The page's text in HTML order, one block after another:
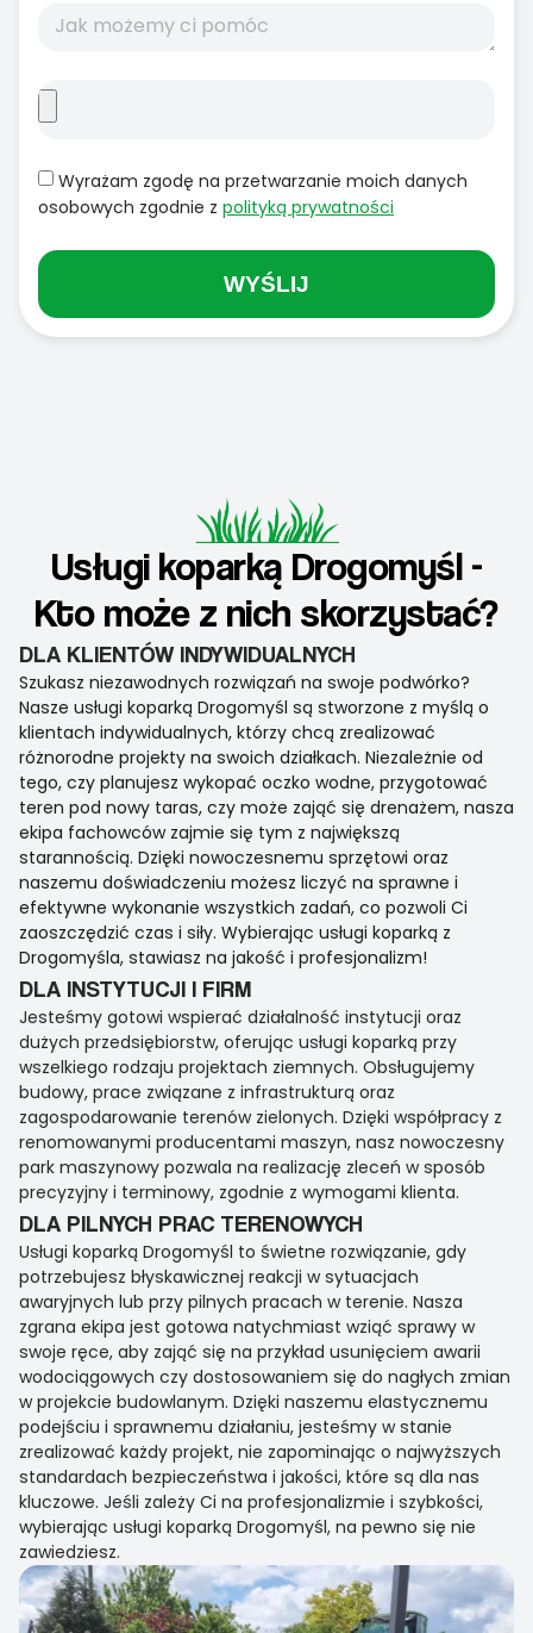
Wyrażam zgodę na przetwarzanie moich danych
osobowych zgodnie z polityką prywatności
WYŚLIJ
Usługi koparką Drogomyśl -
Kto może z nich skorzystać?
DLA KLIENTÓW INDYWIDUALNYCH
Szukasz niezawodnych rozwiązań na swoje podwórko?
Nasze usługi koparką Drogomyśl są stworzone z myślą o
klientach indywidualnych, którzy chcą zrealizować
różnorodne projekty na swoich działkach. Niezależnie od
tego, czy planujesz wykopać oczko wodne, przygotować
teren pod nowy taras, czy może zająć się drenażem, nasza
ekipa fachowców zajmie się tym z największą
starannością. Dzięki nowoczesnemu sprzętowi oraz
naszemu doświadczeniu możesz liczyć na sprawne i
efektywne wykonanie wszystkich zadań, co pozwoli Ci
zaoszczędzić czas i siły. Wybierając usługi koparką z
Drogomyśla, stawiasz na jakość i profesjonalizm!
DLA INSTYTUCJI I FIRM
Jesteśmy gotowi wspierać działalność instytucji oraz
dużych przedsiębiorstw, oferując usługi koparką przy
wszelkiego rodzaju projektach ziemnych. Obsługujemy
budowy, prace związane z infrastrukturą oraz
zagospodarowanie terenów zielonych. Dzięki współpracy z
renomowanymi producentami maszyn, nasz nowoczesny
park maszynowy pozwala na realizację zleceń w sposób
precyzyjny i terminowy, zgodnie z wymogami klienta.
DLA PILNYCH PRAC TERENOWYCH
Usługi koparką Drogomyśl to świetne rozwiązanie, gdy
potrzebujesz błyskawicznej reakcji w sytuacjach
awaryjnych lub przy pilnych pracach w terenie. Nasza
zgrana ekipa jest gotowa natychmiast wziąć sprawy w
swoje ręce, aby zająć się na przykład usunięciem awarii
wodociągowych czy dostosowaniem się do nagłych zmian
w projekcie budowlanym. Dzięki naszemu elastycznemu
podejściu i sprawnemu działaniu, jesteśmy w stanie
zrealizować każdy projekt, nie zapominając o najwyższych
standardach bezpieczeństwa i jakości, które są dla nas
kluczowe. Jeśli zależy Ci na profesjonalizmie i szybkości,
wybierając usługi koparką Drogomyśl, na pewno się nie
zawiedziesz.